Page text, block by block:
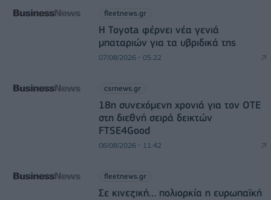
fleetnews.gr
Η Toyota φέρνει νέα γενιά
μπαταριών για τα υβριδικά της
07/08/2026 - 05:22
csrnews.gr
18η συνεχόμενη χρονιά για τον ΟΤΕ
στη διεθνή σειρά δεικτών
FTSE4Good
06/08/2026 - 11:42
fleetnews.gr
Σε κινεζική… πολιορκία η ευρωπαϊκή